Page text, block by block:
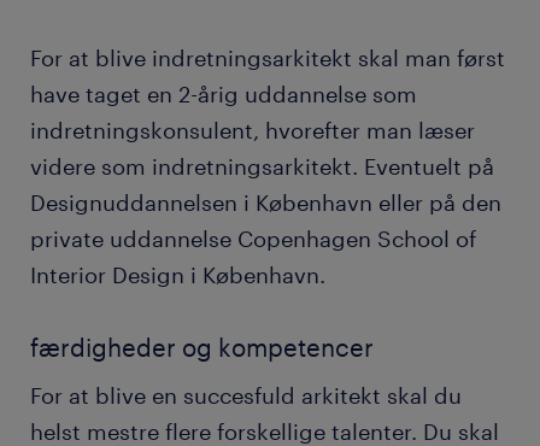
For at blive indretningsarkitekt skal man først
have taget en 2-årig uddannelse som
indretningskonsulent, hvorefter man læser
videre som indretningsarkitekt. Eventuelt på
Designuddannelsen i København eller på den
private uddannelse Copenhagen School of
Interior Design i København.
færdigheder og kompetencer
For at blive en succesfuld arkitekt skal du
helst mestre flere forskellige talenter. Du skal